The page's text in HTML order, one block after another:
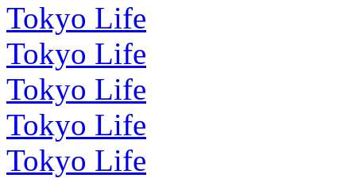
Tokyo Life
Tokyo Life
Tokyo Life
Tokyo Life
Tokyo Life